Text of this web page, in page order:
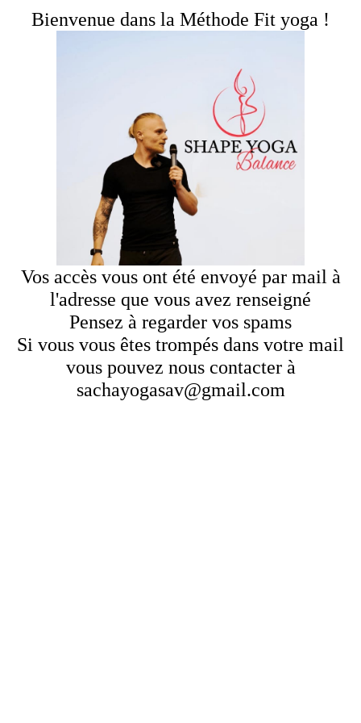
Bienvenue dans la Méthode Fit yoga !
Vos accès vous ont été envoyé par mail à
l'adresse que vous avez renseigné
Pensez à regarder vos spams
Si vous vous êtes trompés dans votre mail
vous pouvez nous contacter à
sachayogasav@gmail.com